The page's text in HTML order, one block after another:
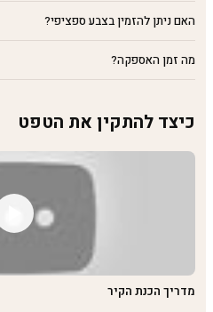
האם ניתן להזמין בצבע ספציפי?
מה זמן האספקה?
כיצד להתקין את הטפט
מדריך הכנת הקיר